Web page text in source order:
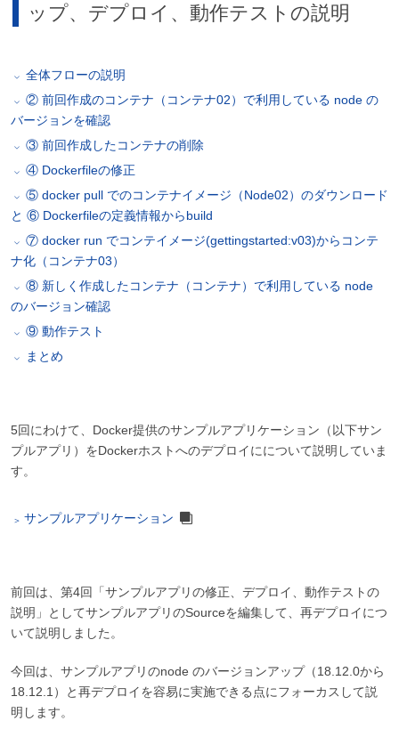
ップ、デプロイ、動作テストの説明
全体フローの説明
② 前回作成のコンテナ（コンテナ02）で利用している node の
バージョンを確認
③ 前回作成したコンテナの削除
④ Dockerfileの修正
⑤ docker pull でのコンテナイメージ（Node02）のダウンロード
と ⑥ Dockerfileの定義情報からbuild
⑦ docker run でコンテイメージ(gettingstarted:v03)からコンテ
ナ化（コンテナ03）
⑧ 新しく作成したコンテナ（コンテナ）で利用している node
のバージョン確認
⑨ 動作テスト
まとめ
5回にわけて、Docker提供のサンプルアプリケーション（以下サン
プルアプリ）をDockerホストへのデプロイにについて説明していま
す。
サンプルアプリケーション
前回は、第4回「サンプルアプリの修正、デプロイ、動作テストの
説明」としてサンプルアプリのSourceを編集して、再デプロイにつ
いて説明しました。
今回は、サンプルアプリのnode のバージョンアップ（18.12.0から
18.12.1）と再デプロイを容易に実施できる点にフォーカスして説
明します。